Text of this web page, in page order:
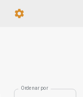
Ordenar por